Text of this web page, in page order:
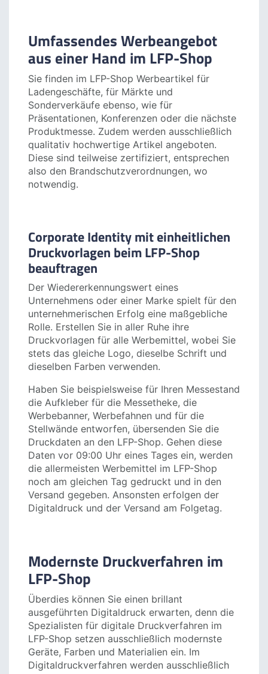
Aufklebefolien für das Schaufenster digital
drucken, um so gewinnbringend auf ihr
Umfassendes Werbeangebot
aus einer Hand im LFP-Shop
Sie finden im LFP-Shop Werbeartikel für
Ladengeschäfte, für Märkte und
Sonderverkäufe ebenso, wie für
Diese sind teilweise zertifiziert, entsprechen
also den Brandschutzverordnungen, wo
notwendig.
Corporate Identity mit einheitlichen
Druckvorlagen beim LFP-Shop
beauftragen
Der Wiedererkennungswert eines
unternehmerischen Erfolg eine maßgebliche
Rolle. Erstellen Sie in aller Ruhe ihre
Druckvorlagen für alle Werbemittel, wobei Sie
stets das gleiche Logo, dieselbe Schrift und
dieselben Farben verwenden.
Haben Sie beispielsweise für Ihren Messestand
die Aufkleber für die Messetheke, die
Werbebanner, Werbefahnen und für die
Stellwände entworfen, übersenden Sie die
noch am gleichen Tag gedruckt und in den
Versand gegeben. Ansonsten erfolgen der
Digitaldruck und der Versand am Folgetag.
Modernste Druckverfahren im
LFP-Shop